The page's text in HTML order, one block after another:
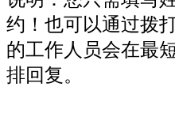
约！也可以通过拨
的工作人员会在最
排回复。